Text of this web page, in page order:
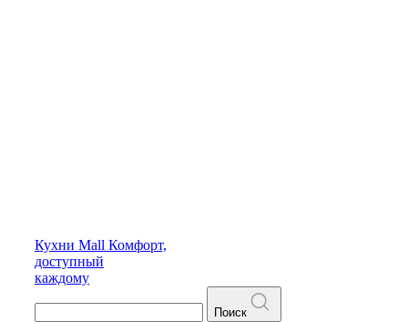
Кухни Mall Комфорт,
доступный
каждому
Поиск